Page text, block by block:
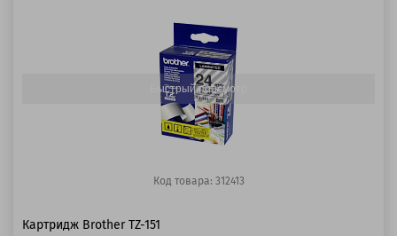
Быстрый просмотр
Код товара: 312413
Картридж Brother TZ-151